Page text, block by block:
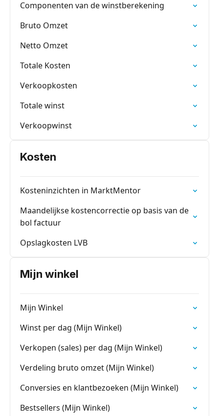
Componenten van de winstberekening
Bruto Omzet
Netto Omzet
Totale Kosten
Verkoopkosten
Totale winst
Verkoopwinst
Kosten
Kosteninzichten in MarktMentor
Maandelijkse kostencorrectie op basis van de
bol factuur
Opslagkosten LVB
Mijn winkel
Mijn Winkel
Winst per dag (Mijn Winkel)
Verkopen (sales) per dag (Mijn Winkel)
Verdeling bruto omzet (Mijn Winkel)
Conversies en klantbezoeken (Mijn Winkel)
Bestsellers (Mijn Winkel)